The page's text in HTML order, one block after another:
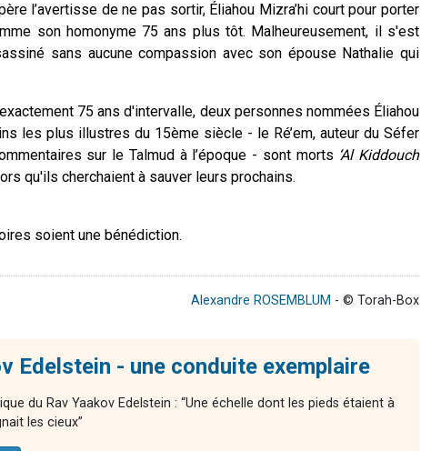
l’avertisse de ne pas sortir, Éliahou Mizra’hi court pour porter
son homonyme 75 ans plus tôt. Malheureusement, il s'est
sans aucune compassion avec son épouse Nathalie qui
75 ans d'intervalle, deux personnes nommées Éliahou
les plus illustres du 15ème siècle - le Ré’em, auteur du Séfer
sur le Talmud à l’époque - sont morts ‘Al Kiddouch
qu'ils cherchaient à sauver leurs prochains.
soient une bénédiction.
Alexandre ROSEMBLUM - © Torah-Box
Edelstein - une conduite exemplaire
du Rav Yaakov Edelstein : “Une échelle dont les pieds étaient à
les cieux”